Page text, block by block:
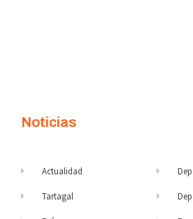
Noticias
Actualidad
Tartagal